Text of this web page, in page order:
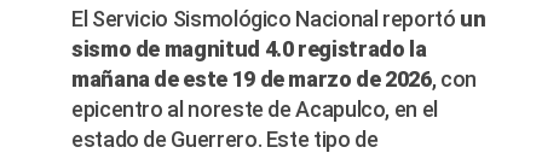
El Servicio Sismológico Nacional reportó un
sismo de magnitud 4.0 registrado la
mañana de este 19 de marzo de 2026, con
epicentro al noreste de Acapulco, en el
estado de Guerrero. Este tipo de